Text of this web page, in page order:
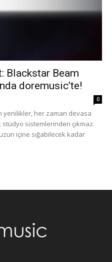
Blackstar Beam
doremusic’te!
0
yenilikler, her zaman devasa
sistemlerinden çıkmaz.
içine sığabilecek kadar